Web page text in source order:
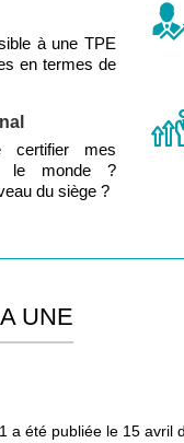
à une TPE
en termes de
certifier mes
le monde ?
du siège ?
UNE
a été publiée le 15 avril